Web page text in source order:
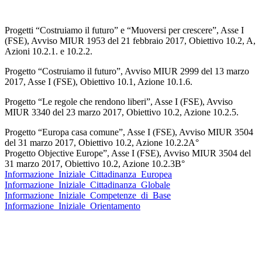
Progetti “Costruiamo il futuro” e “Muoversi per crescere”, Asse I
(FSE), Avviso MIUR 1953 del 21 febbraio 2017, Obiettivo 10.2, A,
Azioni 10.2.1. e 10.2.2.
Progetto “Costruiamo il futuro”, Avviso MIUR 2999 del 13 marzo
2017, Asse I (FSE), Obiettivo 10.1, Azione 10.1.6.
Progetto “Le regole che rendono liberi”, Asse I (FSE), Avviso
MIUR 3340 del 23 marzo 2017, Obiettivo 10.2, Azione 10.2.5.
Progetto “Europa casa comune”, Asse I (FSE), Avviso MIUR 3504
del 31 marzo 2017, Obiettivo 10.2, Azione 10.2.2A°
Progetto Objective Europe”, Asse I (FSE), Avviso MIUR 3504 del
31 marzo 2017, Obiettivo 10.2, Azione 10.2.3B°
Informazione_Iniziale_Cittadinanza_Europea
Informazione_Iniziale_Cittadinanza_Globale
Informazione_Iniziale_Competenze_di_Base
Informazione_Iniziale_Orientamento